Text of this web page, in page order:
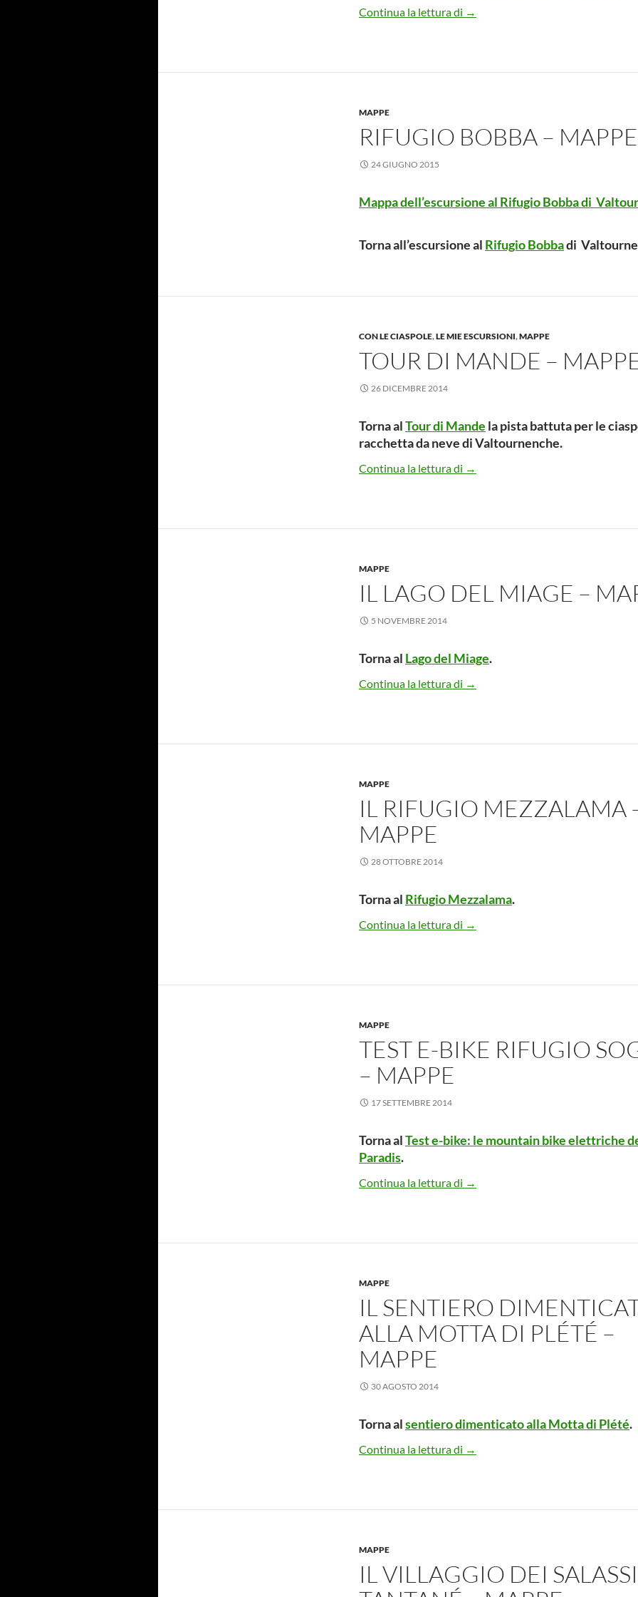
Continua la lettura di Bivacco Glarey-Muggia – Mappe
→
MAPPE
RIFUGIO BOBBA – MAPPE
24 GIUGNO 2015
Mappa dell’escursione al Rifugio Bobba di
Torna all’escursione al Rifugio Bobbadi
CON LE CIASPOLE,LE MIE ESCURSIONI,MAPPE
TOUR DI MANDE –
26 DICEMBRE 2014
Torna alTour di Mande la pista battuta per le
racchetta da neve di Valtournenche.
Continua la lettura di Tour di Mande – Mappe
→
MAPPE
IL LAGO DEL MIAGE –
5 NOVEMBRE 2014
Torna al Lago del Miage.
Continua la lettura di Il Lago del Miage – Mappe
→
MAPPE
IL RIFUGIO MEZZALAMA
MAPPE
28 OTTOBRE 2014
Torna al Rifugio Mezzalama.
Continua la lettura di Il Rifugio Mezzalama – Mappe
→
MAPPE
TEST E-BIKE RIFUGIO
– MAPPE
17 SETTEMBRE 2014
Torna alTest e-bike: le mountain bike elettriche
Paradis.
Continua la lettura di Test e-bike rifugio Sogno – Mappe
→
MAPPE
IL SENTIERO
ALLA MOTTA DI PLÉTÉ –
MAPPE
30 AGOSTO 2014
Torna alsentiero dimenticato alla Motta di Plété.
Continua la lettura di Il sentiero dimenticato alla Motta
→
MAPPE
IL VILLAGGIO DEI